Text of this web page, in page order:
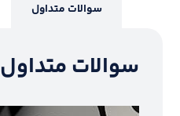
سوالات متداول
سوالات متداول